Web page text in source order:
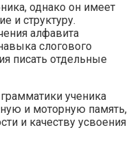
однако он имеет
и структуру.
алфавита
слогового
писать отдельные
ученика
и моторную память,
и качеству усвоения